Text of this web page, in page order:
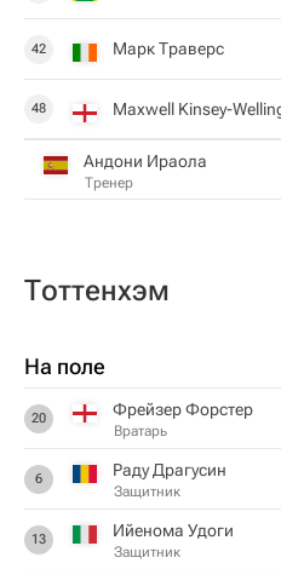
42 Марк Траверс
48 Maxwell Kinsey-
Андони Ираола
Тренер
Тоттенхэм
На поле
20 Фрейзер Форстер
Вратарь
6 Раду Драгусин
Защитник
13 Ийенома Удоги
Защитник